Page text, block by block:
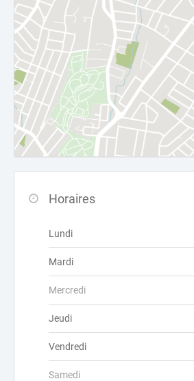
Horaires
Lundi
Mardi
Mercredi
Jeudi
Vendredi
Samedi